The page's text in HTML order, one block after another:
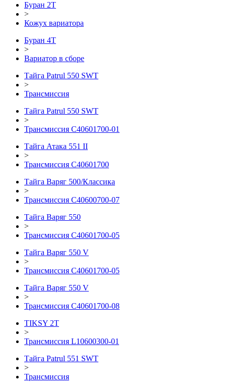
Буран 2Т
>
Кожух вариатора
Буран 4Т
>
Вариатор в сборе
Тайга Patrul 550 SWT
>
Трансмиссия
Тайга Patrul 550 SWT
>
Трансмиссия С40601700-01
Тайга Атака 551 II
>
Трансмиссия С40601700
Тайга Варяг 500/Классика
>
Трансмиссия С40600700-07
Тайга Варяг 550
>
Трансмиссия С40601700-05
Тайга Варяг 550 V
>
Трансмиссия С40601700-05
Тайга Варяг 550 V
>
Трансмиссия С40601700-08
TIKSY 2T
>
Трансмиссия L10600300-01
Тайга Patrul 551 SWT
>
Трансмиссия